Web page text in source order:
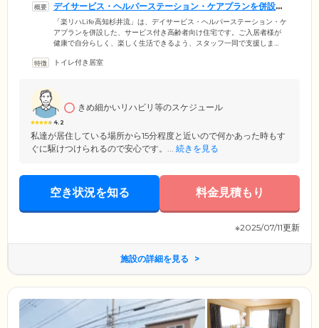
デイサービス・ヘルパーステーション・ケアプランを併設し
ています
「楽リハLife高知杉井流」は、デイサービス・ヘルパーステーション・ケ
アプランを併設した、サービス付き高齢者向け住宅です。ご入居者様が
健康で自分らしく、楽しく生活できるよう、スタッフ一同で支援しま
食店も多くあり暮らしやすい環境です。認知症の方も受け入れており、
トイレ付き居室
4.2
きめ細かいリハビリ等のスケジュール
私達が居住している場所から15分程度と近いので何かあった時もす
ぐに駆けつけられるので安心です。... 続きを見る
空き状況を知る 料金見積もり
※2025/07/11更新
施設の詳細を見る